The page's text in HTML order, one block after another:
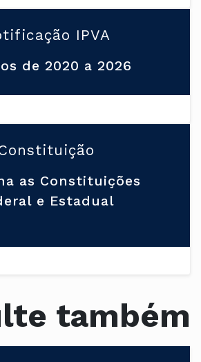
IPVA
de 2020 a 2026
as Constituições
e Estadual
também